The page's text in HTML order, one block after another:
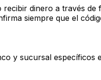
dinero a través
siempre que el
y sucursal específicos